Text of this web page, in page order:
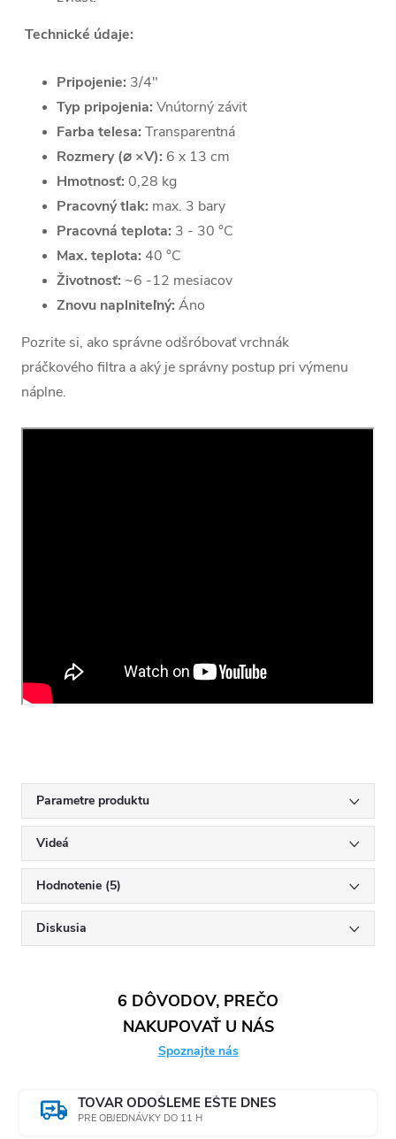
Technické údaje:
Pripojenie: 3/4"
Typ pripojenia: Vnútorný závit
Farba telesa: Transparentná
Rozmery(⌀ ×V): 6 x 13 cm
Hmotnosť: 0,28 kg
Pracovný tlak: max. 3 bary
Pracovná teplota: 3 - 30 °C
Max. teplota: 40 °C
Životnosť: ~6 -12 mesiacov
Znovu naplniteľný: Áno
Pozrite si, ako správne odšróbovať vrchnák
práčkového filtra a aký je správny postup pri výmenu
náplne.
Parametre produktu
Videá
Hodnotenie (5)
Diskusia
6 DÔVODOV, PREČO
NAKUPOVAŤ U NÁS
Spoznajte nás
TOVAR ODOŠLEME EŠTE DNES
PRE OBJEDNÁVKY DO 11 H